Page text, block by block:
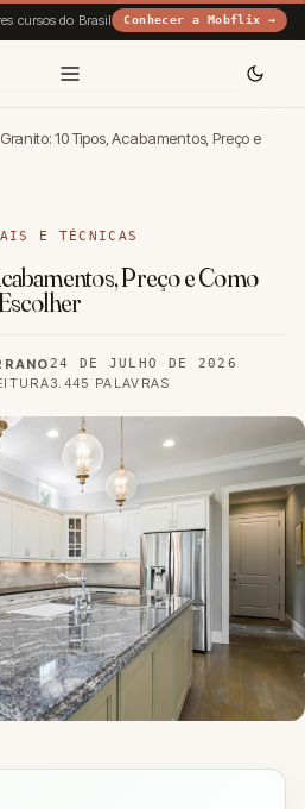
cursos do Brasil Conhecer a Mobflix →
Granito: 10 Tipos, Acabamentos, Preço e
E TÉCNICAS
Preço e Como
24 DE JULHO DE 2026
3.445 PALAVRAS